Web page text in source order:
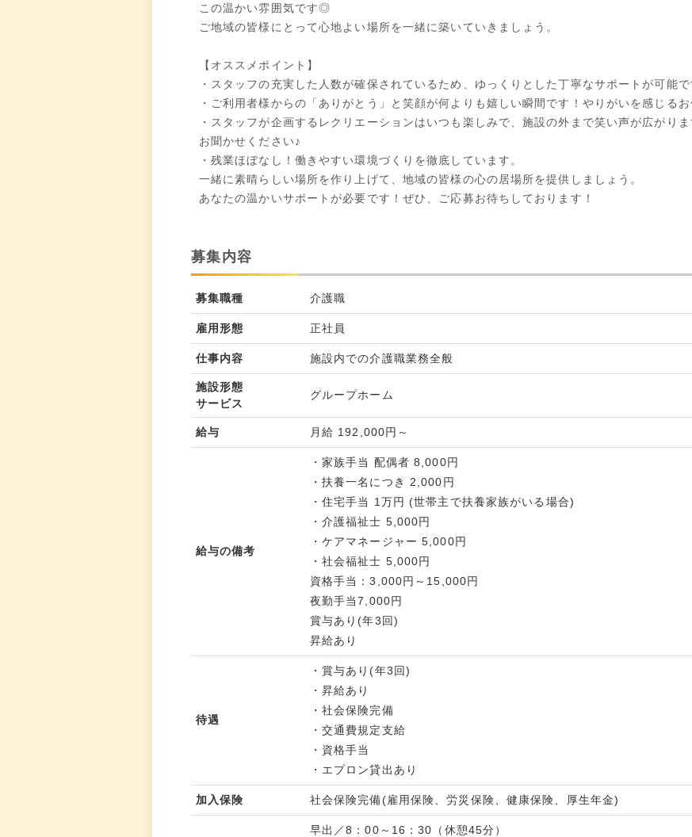
この温かい雰囲気です◎
ご地域の皆様にとって心地よい場所を一緒に築いていきましょう。
【オススメポイント】
・スタッフの充実した人数が確保されているため、ゆっくりとした丁寧なサポートが可能で
・ご利用者様からの「ありがとう」と笑顔が何よりも嬉しい瞬間です！やりがいを感じるお
・スタッフが企画するレクリエーションはいつも楽しみで、施設の外まで笑い声が広がり
お聞かせください♪
・残業ほぼなし！働きやすい環境づくりを徹底しています。
一緒に素晴らしい場所を作り上げて、地域の皆様の心の居場所を提供しましょう。
あなたの温かいサポートが必要です！ぜひ、ご応募お待ちしております！
募集内容
募集職種 介護職
雇用形態 正社員
仕事内容 施設内での介護職業務全般
施設形態
サービス
グループホーム
給与 月給 192,000円～
給与の備考
・家族手当 配偶者 8,000円
・扶養一名につき 2,000円
・住宅手当 1万円 (世帯主で扶養家族がいる場合)
・介護福祉士 5,000円
・ケアマネージャー 5,000円
・社会福祉士 5,000円
資格手当：3,000円～15,000円
夜勤手当7,000円
賞与あり(年3回)
昇給あり
待遇
・賞与あり(年3回)
・昇給あり
・社会保険完備
・交通費規定支給
・資格手当
・エプロン貸出あり
加入保険 社会保険完備(雇用保険、労災保険、健康保険、厚生年金)
早出／8：00～16：30（休憩45分）